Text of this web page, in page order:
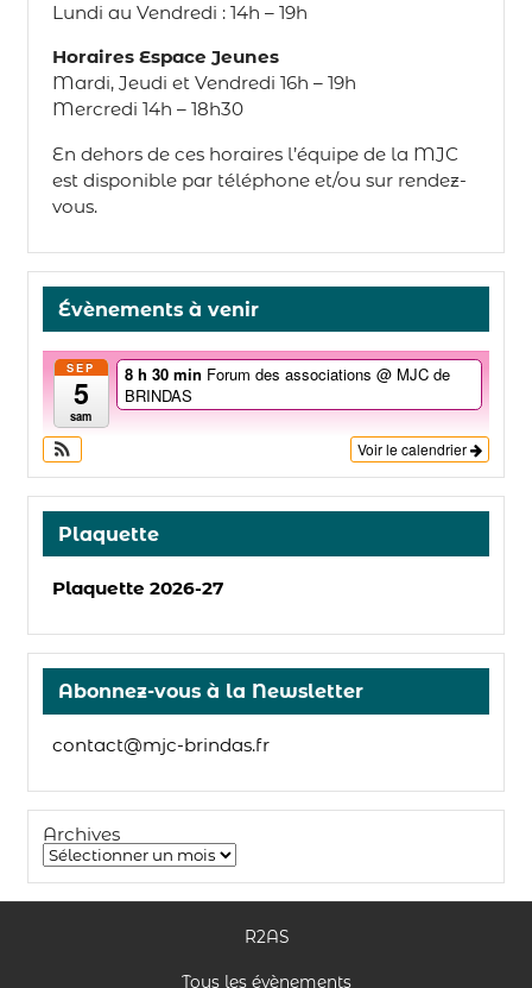
Lundi au Vendredi : 14h – 19h
Horaires Espace Jeunes
Mardi, Jeudi et Vendredi 16h – 19h
Mercredi 14h – 18h30
En dehors de ces horaires l’équipe de la MJC
est disponible par téléphone et/ou sur rendez-
vous.
Évènements à venir
SEP
5
sam
8 h 30 min Forum des associations @ MJC de
BRINDAS
Voir le calendrier
Plaquette
Plaquette 2026-27
Abonnez-vous à la Newsletter
contact@mjc-brindas.fr
Archives
R2AS
Tous les évènements